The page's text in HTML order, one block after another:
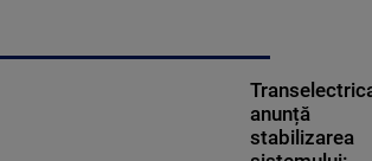
anunță
stabilizarea